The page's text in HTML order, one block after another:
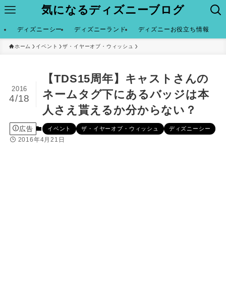
気になるディズニーブログ
ディズニーシー ディズニーランド ディズニーお役立ち情報
ホーム イベント ザ・イヤーオブ・ウィッシュ
【TDS15周年】キャストさんの
ネームタグ下にあるバッジは本
人さえ貰えるか分からない？
2016
4/18
広告 イベント ザ・イヤーオブ・ウィッシュ ディズニーシー
2016年4月21日